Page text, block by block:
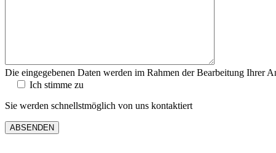
Die eingegebenen Daten werden im Rahmen der Bearbeitung Ihrer
Ich stimme zu
Sie werden schnellstmöglich von uns kontaktiert